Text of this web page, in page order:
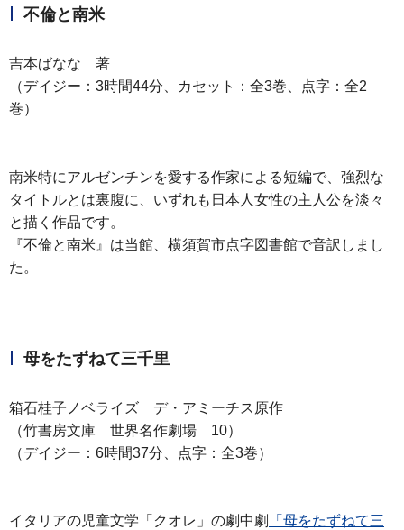
不倫と南米
吉本ばなな 著
（デイジー：3時間44分、カセット：全3巻、点字：全2
巻）
南米特にアルゼンチンを愛する作家による短編で、強烈な
タイトルとは裏腹に、いずれも日本人女性の主人公を淡々
と描く作品です。
『不倫と南米』は当館、横須賀市点字図書館で音訳しまし
た。
母をたずねて三千里
箱石桂子ノベライズ デ・アミーチス原作
（竹書房文庫 世界名作劇場 10）
（デイジー：6時間37分、点字：全3巻）
イタリアの児童文学「クオレ」の劇中劇
「母をたずねて三